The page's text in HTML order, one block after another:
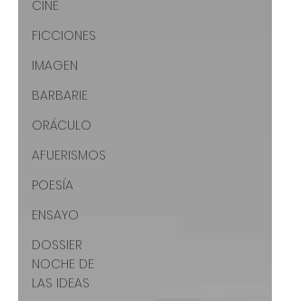
CINE
FICCIONES
IMAGEN
BARBARIE
ORÁCULO
AFUERISMOS
POESÍA
ENSAYO
DOSSIER
NOCHE DE
LAS IDEAS